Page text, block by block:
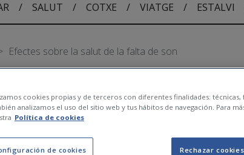
/ SALUT / COTXE / VIATGE / ESTALVI
Efectes sobre la salut de la falta de son
la salut de
cookies propias y de terceros con diferentes finalidades: técnicas,
analizamos el uso del sitio web y tus hábitos de navegación. Para
Política de cookies
de cookies Rechazar cookies